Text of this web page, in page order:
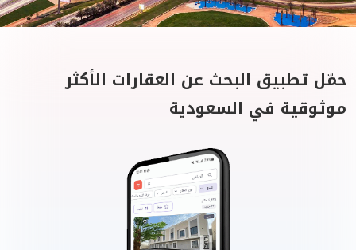
حمّل تطبيق البحث عن العقارات الأكثر
موثوقية في السعودية